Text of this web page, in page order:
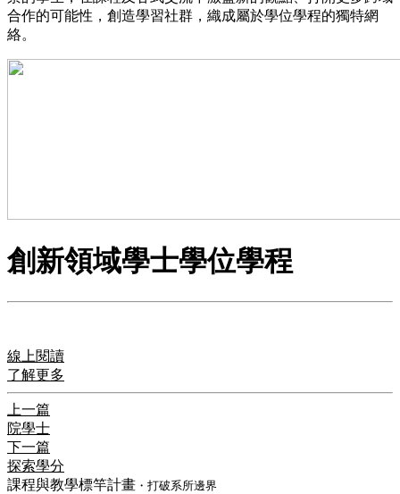
合作的可能性，創造學習社群，織成屬於學位學程的獨特網
絡。
創新領域學士學位學程
線上閱讀
了解更多
上一篇
院學士
下一篇
探索學分
課程與教學標竿計畫 ・打破系所邊界